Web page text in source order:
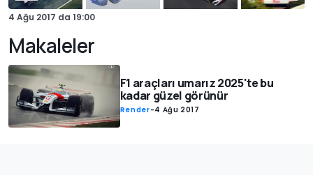
4 Ağu 2017 da 19:00
Makaleler
F1 araçları umarız 2025'te bu
kadar güzel görünür
Render-4 Ağu 2017